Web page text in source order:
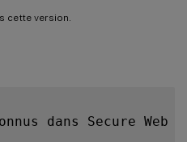
cette version.
dans Secure Web